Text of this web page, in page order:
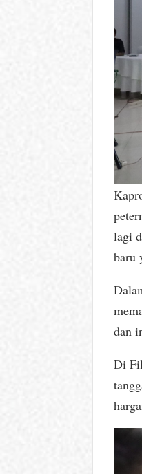
lagi
baru
dan
Di